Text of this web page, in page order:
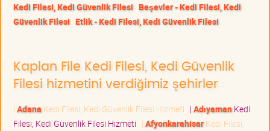
Kedi Filesi, Kedi Güvenlik Filesi Beşevler - Kedi Filesi, Kedi
Güvenlik Filesi Etlik - Kedi Filesi, Kedi Güvenlik Filesi
Kaplan File Kedi Filesi, Kedi Güvenlik
Filesi hizmetini verdiğimiz şehirler
| Adana Kedi Filesi, Kedi Güvenlik Filesi Hizmeti | AdıyamanKedi
Filesi, Kedi Güvenlik Filesi Hizmeti | AfyonkarahisarKedi Filesi,